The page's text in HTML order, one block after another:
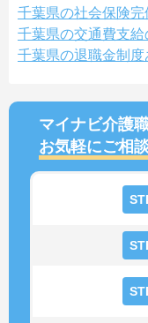
千葉県の社会保険完
千葉県の交通費支給
千葉県の退職金制
マイナビ介護
お気軽にご相